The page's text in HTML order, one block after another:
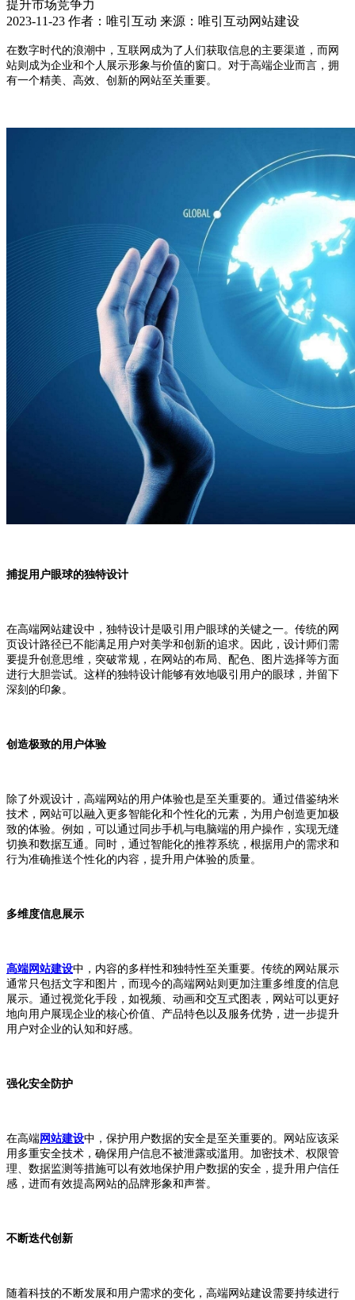
提升市场竞争力
2023-11-23 作者：唯引互动 来源：唯引互动网站建设
在数字时代的浪潮中，互联网成为了人们获取信息的主要渠道，而网
站则成为企业和个人展示形象与价值的窗口。对于高端企业而言，拥
有一个精美、高效、创新的网站至关重要。
捕捉用户眼球的独特设计
在高端网站建设中，独特设计是吸引用户眼球的关键之一。传统的网
页设计路径已不能满足用户对美学和创新的追求。因此，设计师们需
要提升创意思维，突破常规，在网站的布局、配色、图片选择等方面
进行大胆尝试。这样的独特设计能够有效地吸引用户的眼球，并留下
深刻的印象。
创造极致的用户体验
除了外观设计，高端网站的用户体验也是至关重要的。通过借鉴纳米
技术，网站可以融入更多智能化和个性化的元素，为用户创造更加极
致的体验。例如，可以通过同步手机与电脑端的用户操作，实现无缝
切换和数据互通。同时，通过智能化的推荐系统，根据用户的需求和
行为准确推送个性化的内容，提升用户体验的质量。
多维度信息展示
高端网站建设中，内容的多样性和独特性至关重要。传统的网站展示
通常只包括文字和图片，而现今的高端网站则更加注重多维度的信息
展示。通过视觉化手段，如视频、动画和交互式图表，网站可以更好
地向用户展现企业的核心价值、产品特色以及服务优势，进一步提升
用户对企业的认知和好感。
强化安全防护
在高端网站建设中，保护用户数据的安全是至关重要的。网站应该采
用多重安全技术，确保用户信息不被泄露或滥用。加密技术、权限管
理、数据监测等措施可以有效地保护用户数据的安全，提升用户信任
感，进而有效提高网站的品牌形象和声誉。
不断迭代创新
随着科技的不断发展和用户需求的变化，高端网站建设需要持续进行